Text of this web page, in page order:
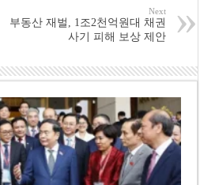
Next
부동산 재벌, 1조2천억원대 채권
사기 피해 보상 제안